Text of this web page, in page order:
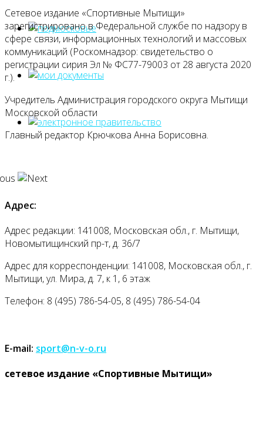
Сетевое издание «Спортивные Мытищи»
зарегистрировано в Федеральной службе по надзору в
сфере связи, информационных технологий и массовых
коммуникаций (Роскомнадзор: свидетельство о
регистрации сирия Эл № ФС77-79003 от 28 августа 2020
г.).
Учредитель Администрация городского округа Мытищи
Московской области
Главный редактор Крючкова Анна Борисовна.
Адрес:
Адрес редакции: 141008, Московская обл., г. Мытищи,
Новомытищинский пр-т, д. 36/7
Адрес для корреспонденции: 141008, Московская обл., г.
Мытищи, ул. Мира, д. 7, к 1, 6 этаж
Телефон: 8 (495) 786-54-05, 8 (495) 786-54-04
E-mail: sport@n-v-o.ru
cетевое издание «Спортивные Мытищи»